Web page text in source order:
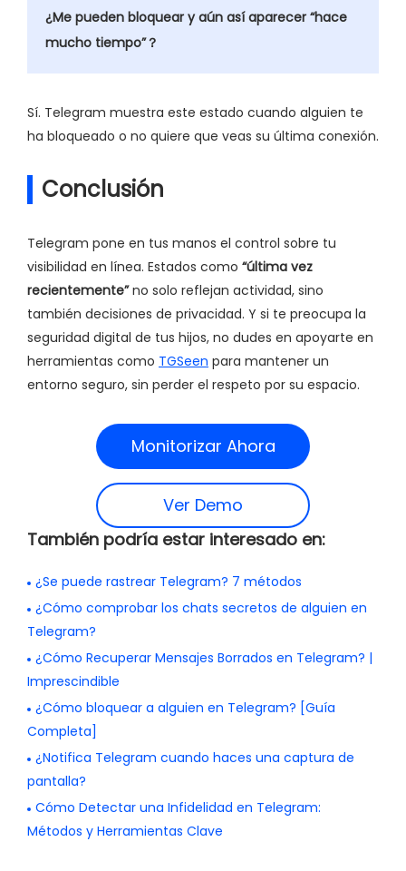
¿Me pueden bloquear y aún así aparecer “hace
mucho tiempo”？
Sí. Telegram muestra este estado cuando alguien te
ha bloqueado o no quiere que veas su última conexión.
Conclusión
Telegram pone en tus manos el control sobre tu
visibilidad en línea. Estados como “última vez
recientemente”no solo reflejan actividad, sino
también decisiones de privacidad. Y si te preocupa la
seguridad digital de tus hijos, no dudes en apoyarte en
herramientas como TGSeen para mantener un
entorno seguro, sin perder el respeto por su espacio.
Monitorizar Ahora
Ver Demo
También podría estar interesado en:
¿Se puede rastrear Telegram? 7 métodos
¿Cómo comprobar los chats secretos de alguien en
Telegram?
¿Cómo Recuperar Mensajes Borrados en Telegram? |
Imprescindible
¿Cómo bloquear a alguien en Telegram? [Guía
Completa]
¿Notifica Telegram cuando haces una captura de
pantalla?
Cómo Detectar una Infidelidad en Telegram:
Métodos y Herramientas Clave